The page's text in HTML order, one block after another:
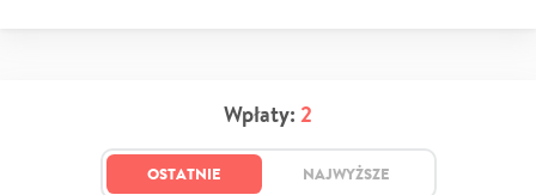
Wpłaty: 2
OSTATNIE NAJWYŻSZE